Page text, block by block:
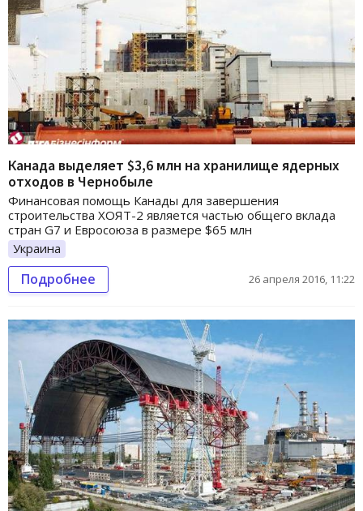
Канада выделяет $3,6 млн на хранилище ядерных
отходов в Чернобыле
Финансовая помощь Канады для завершения
строительства ХОЯТ-2 является частью общего вклада
стран G7 и Евросоюза в размере $65 млн
Украина
Подробнее 26 апреля 2016, 11:22